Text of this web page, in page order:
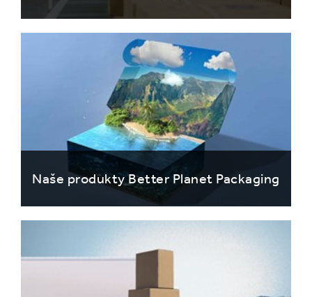
Naše produkty Better Planet Packaging